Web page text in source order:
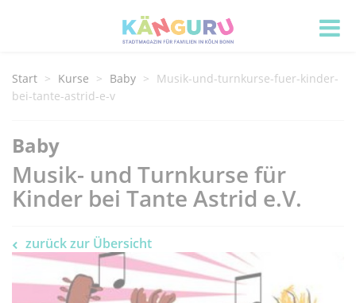
Start Kurse Baby
Musik-und-turnkurse-fuer-kinder-
bei-tante-astrid-e-v
Baby
Musik- und Turnkurse für
Kinder bei Tante Astrid e.V.
zurück zur Übersicht